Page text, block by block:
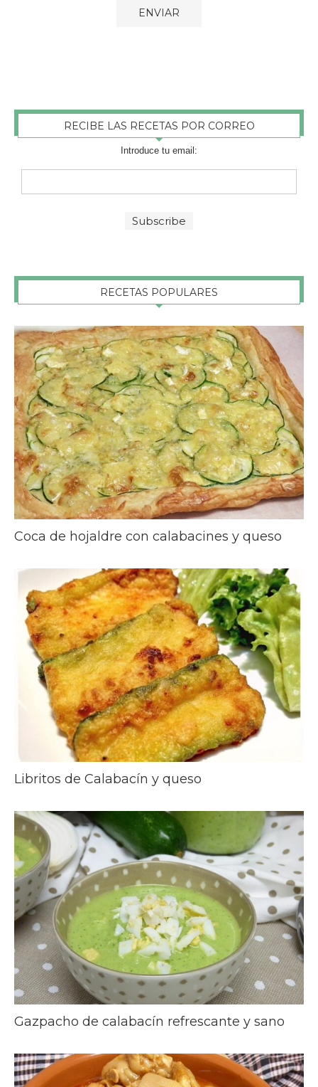
RECIBE LAS RECETAS POR CORREO
Introduce tu email:
RECETAS POPULARES
Coca de hojaldre con calabacines y queso
Libritos de Calabacín y queso
Gazpacho de calabacín refrescante y sano